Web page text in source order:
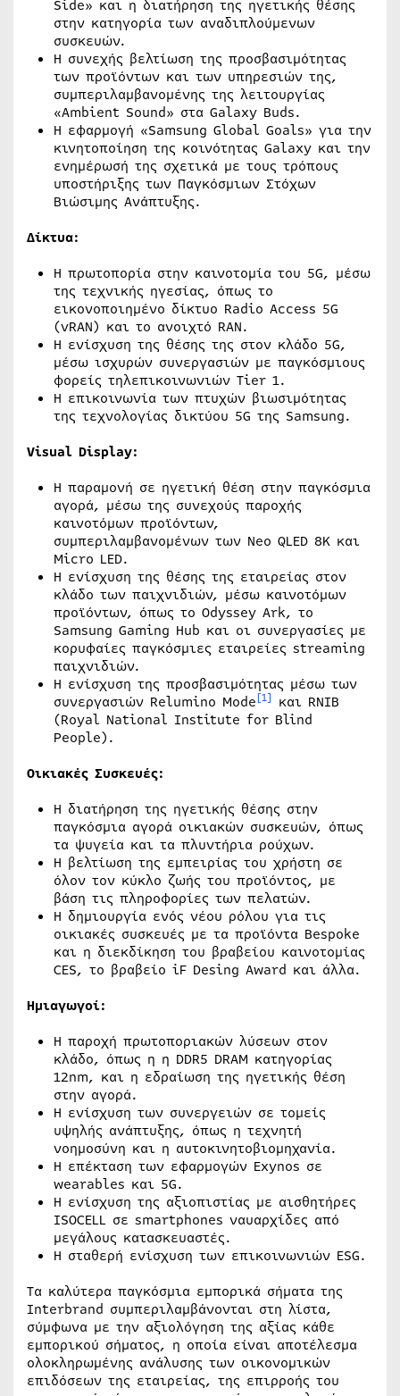
Side» και η διατήρηση της ηγετικής θέσης
στην κατηγορία των αναδιπλούμενων
συσκευών.
Η συνεχής βελτίωση της προσβασιμότητας
των προϊόντων και των υπηρεσιών της,
συμπεριλαμβανομένης της λειτουργίας
«Ambient Sound» στα Galaxy Buds.
Η εφαρμογή «Samsung Global Goals» για την
κινητοποίηση της κοινότητας Galaxy και την
ενημέρωσή της σχετικά με τους τρόπους
υποστήριξης των Παγκόσμιων Στόχων
Βιώσιμης Ανάπτυξης.
Δίκτυα:
Η πρωτοπορία στην καινοτομία του 5G, μέσω
της τεχνικής ηγεσίας, όπως το
εικονοποιημένο δίκτυο Radio Access 5G
(vRAN) και το ανοιχτό RAN.
Η ενίσχυση της θέσης της στον κλάδο 5G,
μέσω ισχυρών συνεργασιών με παγκόσμιους
φορείς τηλεπικοινωνιών Tier 1.
Η επικοινωνία των πτυχών βιωσιμότητας
της τεχνολογίας δικτύου 5G της Samsung.
Visual Display:
Η παραμονή σε ηγετική θέση στην παγκόσμια
αγορά, μέσω της συνεχούς παροχής
καινοτόμων προϊόντων,
συμπεριλαμβανομένων των Neo QLED 8K και
Micro LED.
Η ενίσχυση της θέσης της εταιρείας στον
κλάδο των παιχνιδιών, μέσω καινοτόμων
προϊόντων, όπως το Odyssey Ark, το
Samsung Gaming Hub και οι συνεργασίες με
κορυφαίες παγκόσμιες εταιρείες streaming
παιχνιδιών.
Η ενίσχυση της προσβασιμότητας μέσω των
συνεργασιών Relumino Mode[1] και RNIB
(Royal National Institute for Blind
People).
Οικιακές Συσκευές:
Η διατήρηση της ηγετικής θέσης στην
παγκόσμια αγορά οικιακών συσκευών, όπως
τα ψυγεία και τα πλυντήρια ρούχων.
Η βελτίωση της εμπειρίας του χρήστη σε
όλον τον κύκλο ζωής του προϊόντος, με
βάση τις πληροφορίες των πελατών.
Η δημιουργία ενός νέου ρόλου για τις
οικιακές συσκευές με τα προϊόντα Bespoke
και η διεκδίκηση του βραβείου καινοτομίας
CES, το βραβείο iF Desing Award και άλλα.
Ημιαγωγοί:
Η παροχή πρωτοποριακών λύσεων στον
κλάδο, όπως η η DDR5 DRAM κατηγορίας
12nm, και η εδραίωση της ηγετικής θέση
στην αγορά.
Η ενίσχυση των συνεργειών σε τομείς
υψηλής ανάπτυξης, όπως η τεχνητή
νοημοσύνη και η αυτοκινητοβιομηχανία.
Η επέκταση των εφαρμογών Exynos σε
wearables και 5G.
Η ενίσχυση της αξιοπιστίας με αισθητήρες
ISOCELL σε smartphones ναυαρχίδες από
μεγάλους κατασκευαστές.
Η σταθερή ενίσχυση των επικοινωνιών ESG.
Τα καλύτερα παγκόσμια εμπορικά σήματα της
Interbrand συμπεριλαμβάνονται στη λίστα,
σύμφωνα με την αξιολόγηση της αξίας κάθε
εμπορικού σήματος, η οποία είναι αποτέλεσμα
ολοκληρωμένης ανάλυσης των οικονομικών
επιδόσεων της εταιρείας, της επιρροής του